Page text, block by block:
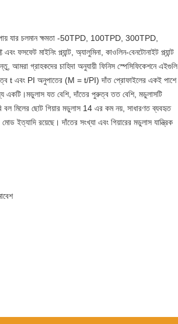
পায় যার চলমান ক্ষমতা -50TPD, 100TPD, 300TPD,
মাইনিং প্ল্যান্ট, অ্যালুমিনা, কাওলিন-বেনটোনাইট প্ল্যান্ট
আমরা গ্রাহকদের চাহিদা অনুযায়ী ফিনিস স্পেসিফিকেশনে এইগুলি
দূরত্ব t এবং PI অনুপাতের (M = t/PI) দাঁত প্রোফাইলের একই পাশে
একটি।মডুলাস যত বেশি, দাঁতের পুরুত্ব তত বেশি, মডুলাসটি
বল মিলের ছোট গিয়ার মডুলাস 14 এর কম নয়, সাধারণত ব্যবহৃত
রয়েছে। দাঁতের সংখ্যা এবং গিয়ারের মডুলাস যান্ত্রিক